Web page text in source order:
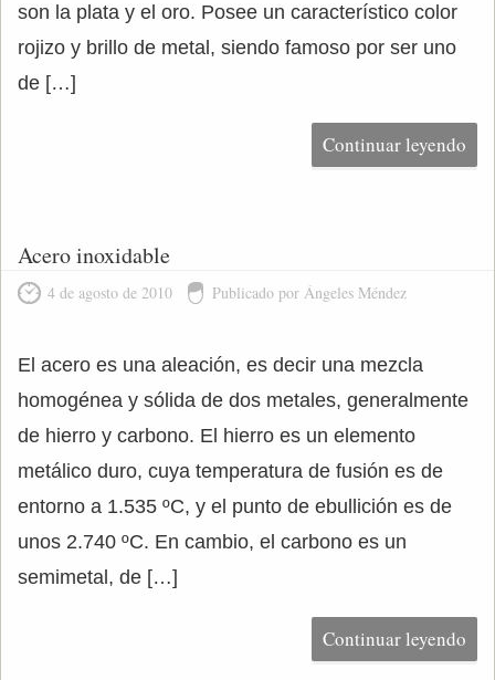
son la plata y el oro. Posee un característico color
rojizo y brillo de metal, siendo famoso por ser uno
de […]
Continuar leyendo
Acero inoxidable
4 de agosto de 2010 Publicado por Ángeles Méndez
El acero es una aleación, es decir una mezcla
homogénea y sólida de dos metales, generalmente
de hierro y carbono. El hierro es un elemento
metálico duro, cuya temperatura de fusión es de
entorno a 1.535 ºC, y el punto de ebullición es de
unos 2.740 ºC. En cambio, el carbono es un
semimetal, de […]
Continuar leyendo